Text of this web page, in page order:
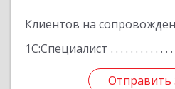
Клиентов на
1С:Специалист
Отправить
Отправить